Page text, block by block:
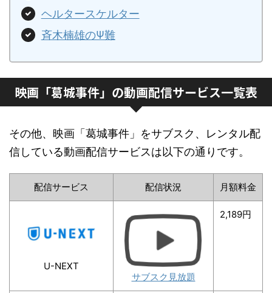
ヘルタースケルター
斉木楠雄のΨ難
映画「葛城事件」の動画配信サービス一覧表
その他、映画「葛城事件」をサブスク、レンタル配
信している動画配信サービスは以下の通りです。
配信サービス 配信状況 月額料金
U-NEXT
サブスク見放題
2,189円